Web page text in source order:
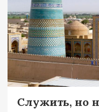
Служить, но